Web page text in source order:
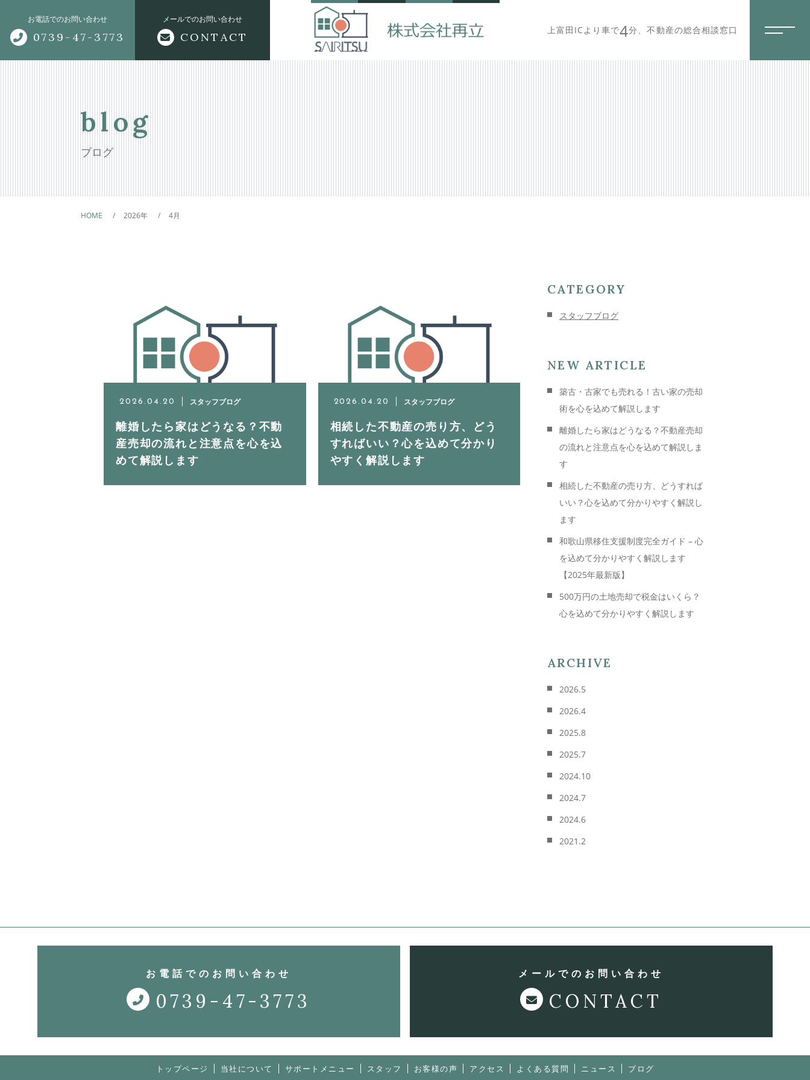
お電話でのお問い合わせ
0739-47-3773
メールでのお問い合わせ
CONTACT
上富田ICより車で4分、不動産の総合相談窓口
トップページ
お客様の声
アクセス
よくある質問
ニュース
blog
ブログ
HOME 2026年 4月
2026.04.20 スタッフブログ
離婚したら家はどうなる？不動
産売却の流れと注意点を心を込
めて解説します
2026.04.20 スタッフブログ
相続した不動産の売り方、どう
すればいい？心を込めて分かり
やすく解説します
CATEGORY
スタッフブログ
NEW ARTICLE
築古・古家でも売れる！古い家の売却
術を心を込めて解説します
離婚したら家はどうなる？不動産売却
の流れと注意点を心を込めて解説しま
す
相続した不動産の売り方、どうすれば
いい？心を込めて分かりやすく解説し
ます
和歌山県移住支援制度完全ガイド – 心
を込めて分かりやすく解説します
【2025年最新版】
500万円の土地売却で税金はいくら？
心を込めて分かりやすく解説します
ARCHIVE
2026.5
2026.4
2025.8
2025.7
2024.10
2024.7
2024.6
2021.2
お電話でのお問い合わせ
0739-47-3773
メールでのお問い合わせ
CONTACT
トップページ 当社について サポートメニュー スタッフ お客様の声 アクセス よくある質問 ニュース ブログ